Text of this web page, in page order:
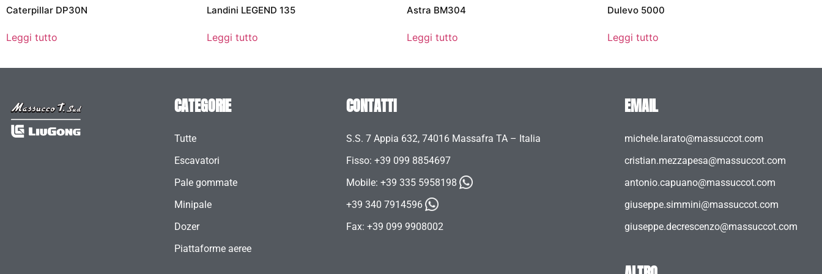
Caterpillar DP30N
Leggi tutto
Landini LEGEND 135
Leggi tutto
Astra BM304
Leggi tutto
Dulevo 5000
Leggi tutto
CATEGORIE
Tutte
Escavatori
Pale gommate
Minipale
Dozer
Piattaforme aeree
CONTATTI
S.S. 7 Appia 632, 74016 Massafra TA – Italia
Fisso: +39 099 8854697
Mobile: +39 335 5958198
+39 340 7914596
Fax: +39 099 9908002
EMAIL
michele.larato@massuccot.com
cristian.mezzapesa@massuccot.com
antonio.capuano@massuccot.com
giuseppe.simmini@massuccot.com
giuseppe.decrescenzo@massuccot.com